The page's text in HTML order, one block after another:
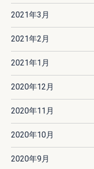
2021年3月
2021年2月
2021年1月
2020年12月
2020年11月
2020年10月
2020年9月